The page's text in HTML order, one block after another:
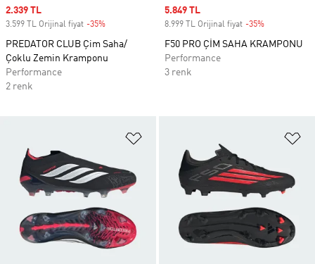
Sale price
2.339 TL
3.599 TL Orijinal fiyat -35%
PREDATOR CLUB Çim Saha/
Çoklu Zemin Kramponu
Performance
2 renk
Sale price
5.849 TL
8.999 TL Orijinal fiyat -35%
F50 PRO ÇİM SAHA KRAMPONU
Performance
3 renk